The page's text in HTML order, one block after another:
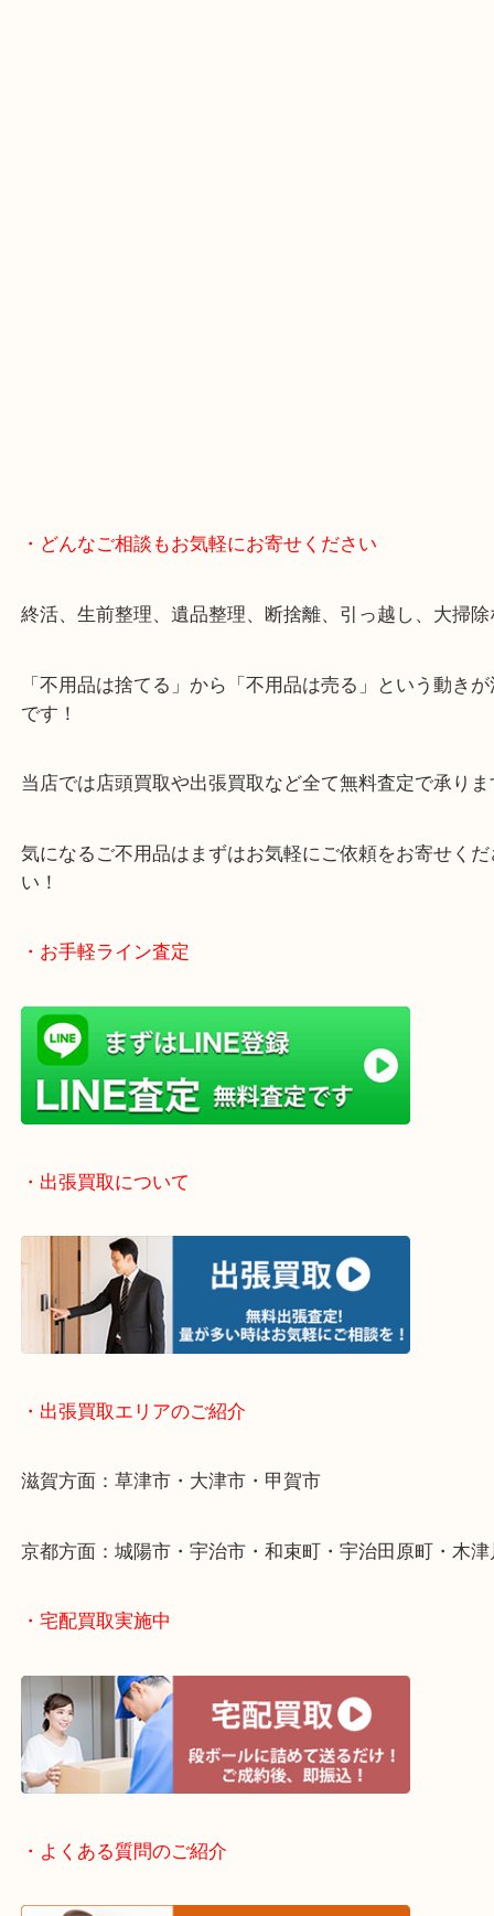
・どんなご相談もお気軽にお寄せください
終活、生前整理、遺品整理、断捨離、引っ越し、大
です！
当店では店頭買取や出張買取など全て無料査定で
気になるご不用品はまずはお気軽にご依頼をお寄せ
い！
・出張買取エリアのご紹介
滋賀方面：草津市・大津市・甲賀市
京都方面：城陽市・宇治市・和束町・宇治田原町・